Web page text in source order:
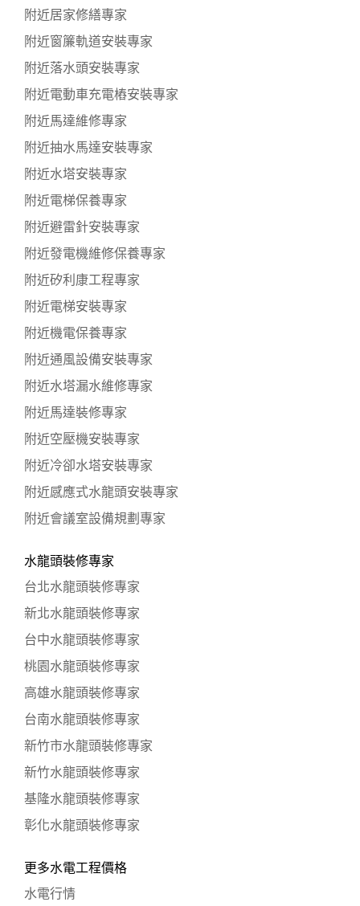
附近居家修繕專家
附近窗簾軌道安裝專家
附近落水頭安裝專家
附近電動車充電樁安裝專家
附近馬達維修專家
附近抽水馬達安裝專家
附近水塔安裝專家
附近電梯保養專家
附近避雷針安裝專家
附近發電機維修保養專家
附近矽利康工程專家
附近電梯安裝專家
附近機電保養專家
附近通風設備安裝專家
附近水塔漏水維修專家
附近馬達裝修專家
附近空壓機安裝專家
附近冷卻水塔安裝專家
附近感應式水龍頭安裝專家
附近會議室設備規劃專家
水龍頭裝修專家
台北水龍頭裝修專家
新北水龍頭裝修專家
台中水龍頭裝修專家
桃園水龍頭裝修專家
高雄水龍頭裝修專家
台南水龍頭裝修專家
新竹市水龍頭裝修專家
新竹水龍頭裝修專家
基隆水龍頭裝修專家
彰化水龍頭裝修專家
更多水電工程價格
水電行情